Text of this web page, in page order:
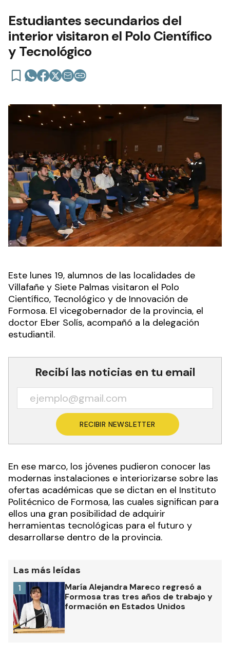
Estudiantes secundarios del
interior visitaron el Polo Científico
y Tecnológico
Este lunes 19, alumnos de las localidades de
Villafañe y Siete Palmas visitaron el Polo
Científico, Tecnológico y de Innovación de
Formosa. El vicegobernador de la provincia, el
doctor Eber Solís, acompañó a la delegación
estudiantil.
Recibí las noticias en tu email
RECIBIR NEWSLETTER
En ese marco, los jóvenes pudieron conocer las
modernas instalaciones e interiorizarse sobre las
ofertas académicas que se dictan en el Instituto
Politécnico de Formosa, las cuales significan para
ellos una gran posibilidad de adquirir
herramientas tecnológicas para el futuro y
desarrollarse dentro de la provincia.
Las más leídas
María Alejandra Mareco regresó a
Formosa tras tres años de trabajo y
formación en Estados Unidos
1